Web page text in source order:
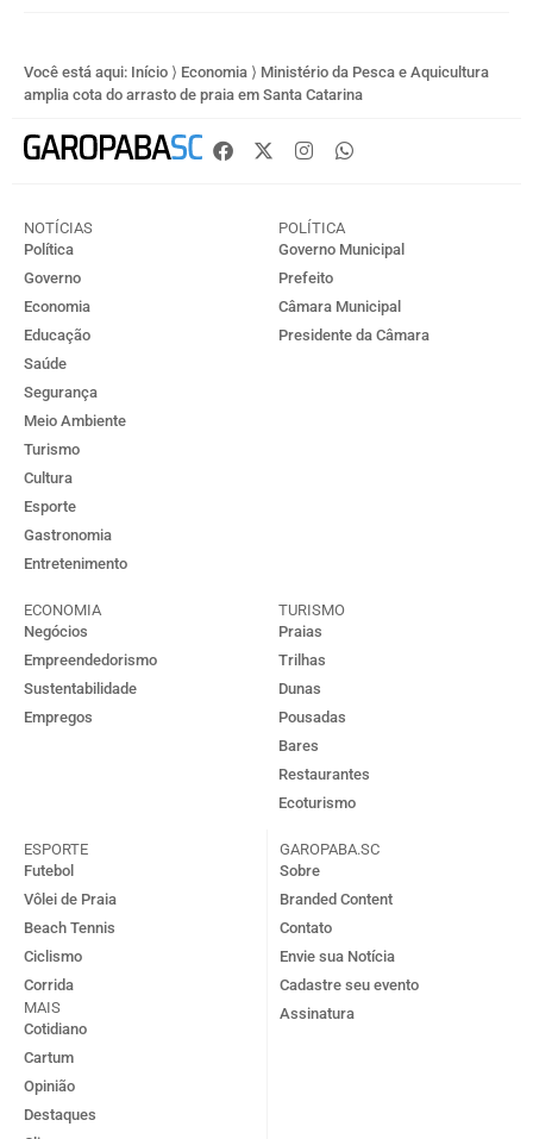
Você está aqui: Início ⟩ Economia ⟩ Ministério da Pesca e Aquicultura
amplia cota do arrasto de praia em Santa Catarina
NOTÍCIAS
Política
Governo
Economia
Educação
Saúde
Segurança
Meio Ambiente
Turismo
Cultura
Esporte
Gastronomia
Entretenimento
POLÍTICA
Governo Municipal
Prefeito
Câmara Municipal
Presidente da Câmara
ECONOMIA
Negócios
Empreendedorismo
Sustentabilidade
Empregos
TURISMO
Praias
Trilhas
Dunas
Pousadas
Bares
Restaurantes
Ecoturismo
ESPORTE
Futebol
Vôlei de Praia
Beach Tennis
Ciclismo
Corrida
MAIS
Cotidiano
Cartum
Opinião
Destaques
GAROPABA.SC
Sobre
Branded Content
Contato
Envie sua Notícia
Cadastre seu evento
Assinatura